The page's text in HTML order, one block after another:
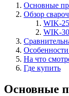
Основные
Обзор
WIK-
WIK-
На что
Где купить
Основные